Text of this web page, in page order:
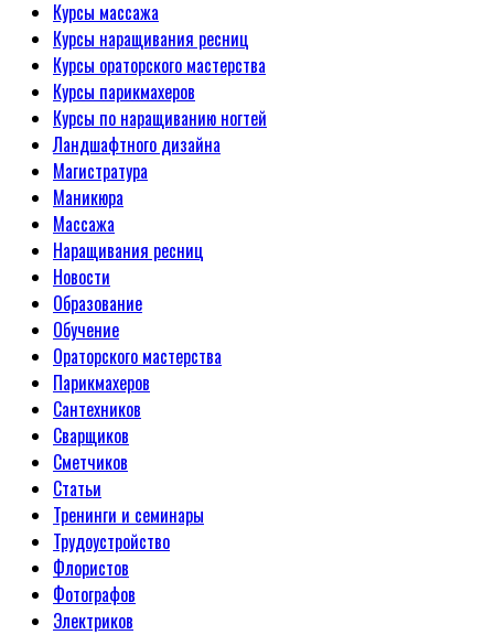
Курсы массажа
Курсы наращивания ресниц
Курсы ораторского мастерства
Курсы парикмахеров
Курсы по наращиванию ногтей
Ландшафтного дизайна
Магистратура
Маникюра
Массажа
Наращивания ресниц
Новости
Образование
Обучение
Ораторского мастерства
Парикмахеров
Сантехников
Сварщиков
Сметчиков
Статьи
Тренинги и семинары
Трудоустройство
Флористов
Фотографов
Электриков